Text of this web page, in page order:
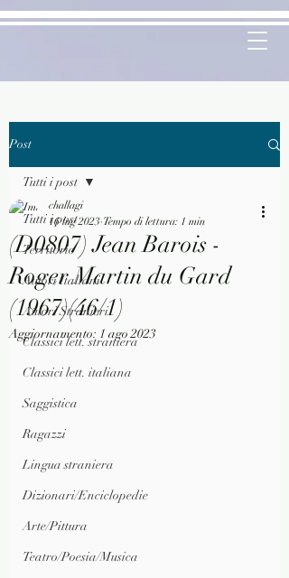
Post
Tutti i post
Territorio
Autori Italiani
Autori Stranieri
Classici lett. straniera
Classici lett. italiana
Saggistica
Ragazzi
Lingua straniera
Dizionari/Enciclopedie
Arte/Pittura
Teatro/Poesia/Musica
Tutti i post
(D0807) Jean Barois -
Roger Martin du Gard
(1967)(46/1)
challagi
16 lug 2023 Tempo di lettura: 1 min
Aggiornamento: 1 ago 2023